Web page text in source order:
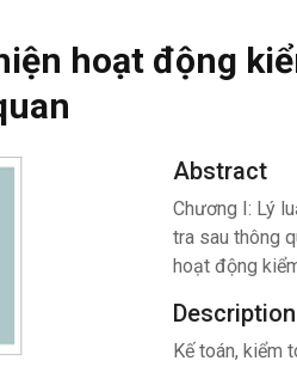
hoạt động
Abstract
Chương I: Lý
tra sau thông
hoạt động
Description
Kế toán, kiểm